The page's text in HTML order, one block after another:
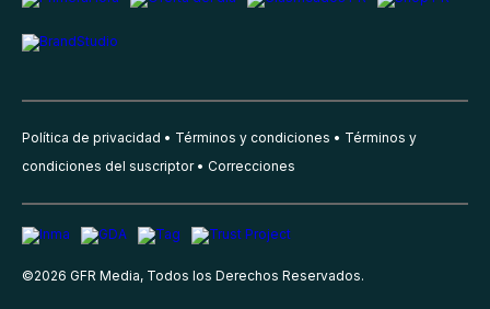
Política de privacidad Términos y condiciones
Términos y
condiciones del suscriptor
Correcciones
©2026 GFR Media, Todos los Derechos Reservados.